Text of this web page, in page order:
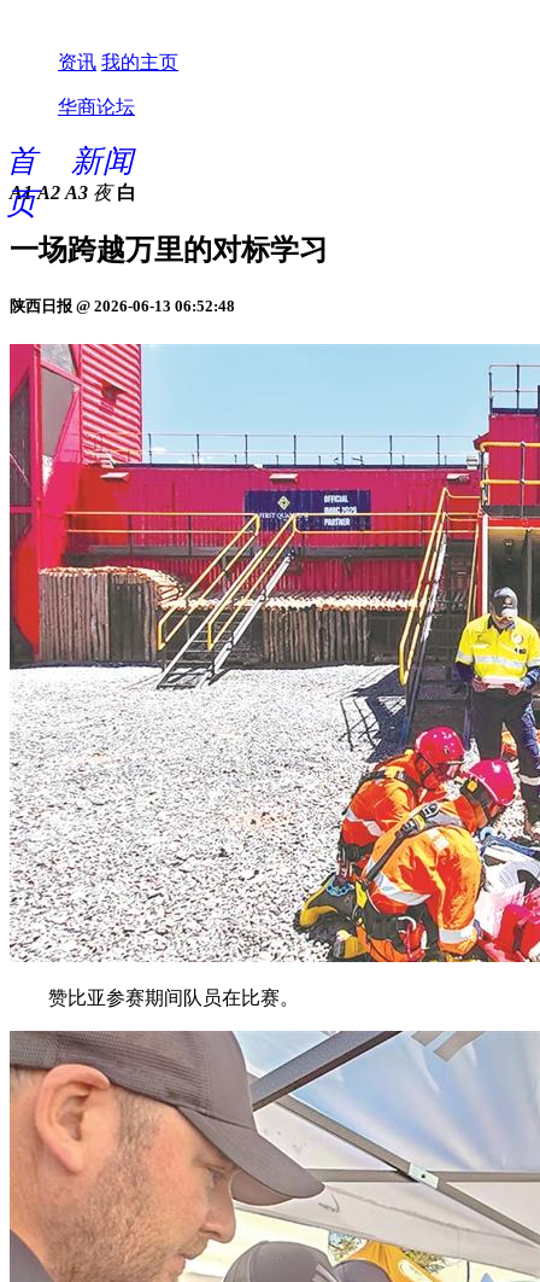
资讯 我的主页
华商论坛
首
页
新闻
A1 A2 A3 夜 白
一场跨越万里的对标学习
陕西日报 @ 2026-06-13 06:52:48
赞比亚参赛期间队员在比赛。